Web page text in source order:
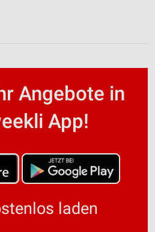
Angebote in
App!
laden